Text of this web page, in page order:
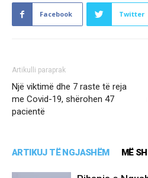
Facebook Twitter
Artikulli paraprak
Një viktimë dhe 7 raste të reja
me Covid-19, shërohen 47
pacientë
ARTIKUJ TË NGJASHËM MË